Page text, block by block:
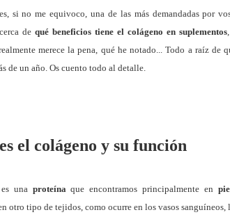
si no me equivoco, una de las más demandadas por
de qué beneficios tiene el colágeno en suplementos
merece la pena, qué he notado... Todo a raíz
de un año. Os cuento todo al detalle.
el colágeno y su función
una proteína que encontramos principalmente en
otro tipo de tejidos, como ocurre en los vasos